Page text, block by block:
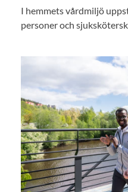
I hemmets vårdmiljö
personer och